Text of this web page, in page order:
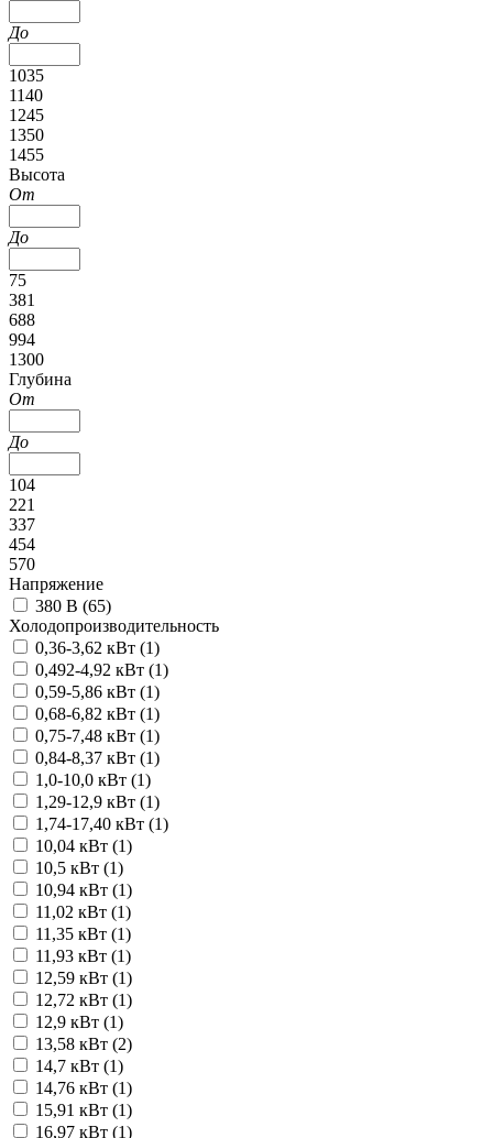
До
1035
1140
1245
1350
1455
Высота
От
До
75
381
688
994
1300
Глубина
От
До
104
221
337
454
570
Напряжение
380 В (65)
Холодопроизводительность
0,36-3,62 кВт (1)
0,492-4,92 кВт (1)
0,59-5,86 кВт (1)
0,68-6,82 кВт (1)
0,75-7,48 кВт (1)
0,84-8,37 кВт (1)
1,0-10,0 кВт (1)
1,29-12,9 кВт (1)
1,74-17,40 кВт (1)
10,04 кВт (1)
10,5 кВт (1)
10,94 кВт (1)
11,02 кВт (1)
11,35 кВт (1)
11,93 кВт (1)
12,59 кВт (1)
12,72 кВт (1)
12,9 кВт (1)
13,58 кВт (2)
14,7 кВт (1)
14,76 кВт (1)
15,91 кВт (1)
16,97 кВт (1)